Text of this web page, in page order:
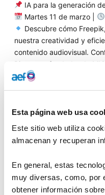
Esta página web usa
Este sitio web utiliza
almacenan y recuperan
En general, estas
muy diversas, como, por
obtener información
IA para la generación
Martes 11 de marzo |
Descubrecómo Freepik,
nuestra creatividad y
contenido audiovisual.
Picazo
cofundador de
Apúntate
Miércoles 19 de marzo
elevación ypotencia la
compromisode los
Solicita una plazaaquí
Web scrapingcon IA